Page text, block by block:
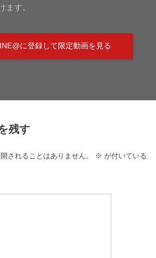
ます。
に登録して限定動画を見る
残す
されることはありません。 ※ が付いている